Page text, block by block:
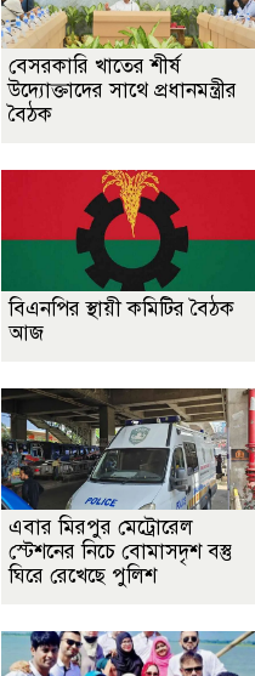
বেসরকারি খাতের শীর্ষ
উদ্যোক্তাদের সাথে প্রধানমন্ত্রীর
বৈঠক
বিএনপির স্থায়ী কমিটির বৈঠক
আজ
এবার মিরপুর মেট্রোরেল
স্টেশনের নিচে বোমাসদৃশ বস্তু
ঘিরে রেখেছে পুলিশ